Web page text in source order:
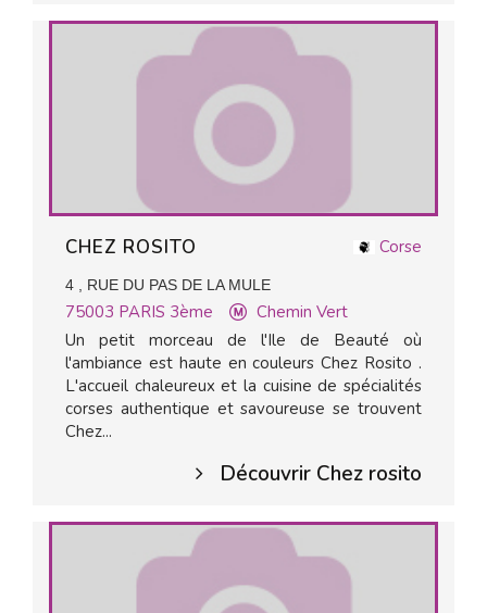
Corse
CHEZ ROSITO
4 , RUE DU PAS DE LA MULE
75003 PARIS 3ème
Chemin Vert
Un petit morceau de l'Ile de Beauté où
l'ambiance est haute en couleurs Chez Rosito .
L'accueil chaleureux et la cuisine de spécialités
corses authentique et savoureuse se trouvent
Chez...
Découvrir Chez rosito